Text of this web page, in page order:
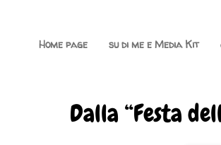
Home page su di me e Media Kit
Dalla “Festa